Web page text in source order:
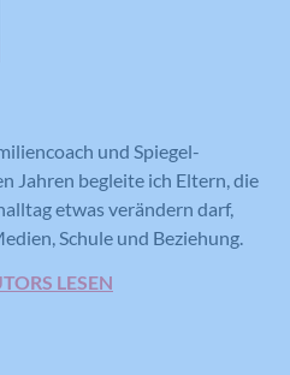
und Spiegel-
Jahren begleite ich Eltern, die
etwas verändern darf,
Schule und Beziehung.
LESEN